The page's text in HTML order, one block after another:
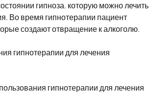
Во время гипнотерапии пациент
создают отвращение к алкоголю.
гипнотерапии для лечения
гипнотерапии для лечения